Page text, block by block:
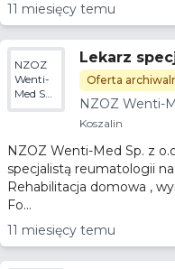
11 miesięcy temu
NZOZ
Wenti-
Med Sp.
z o.o.
Lekarz
Oferta
NZOZ Wenti-
Koszalin
NZOZ Wenti-Med Sp. z
specjalistą reumatologii
Rehabilitacja domowa ,
Fo...
11 miesięcy temu